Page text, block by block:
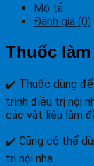
Mô tả
Đánh giá (0)
Thuốc làm
✔️ Thuốc dùng
trình điều trị nội
các vật liệu làm
✔️ Cũng có thể
trị nội nha.